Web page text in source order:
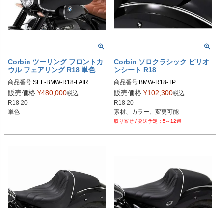
Corbin ツーリング フロントカ
ウル フェアリング R18 単色
商品番号 SEL-BMW-R18-FAIR
販売価格 ¥480,000税込
R18 20-
単色
Corbin ソロクラシック ピリオ
ンシート R18
商品番号
販売価格 ¥102,300税込
R18 20-
素材、カラー、変更可能
5～12週